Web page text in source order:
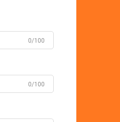
0/100
0/100